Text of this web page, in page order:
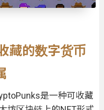
藏的数字货币
是一种可收藏